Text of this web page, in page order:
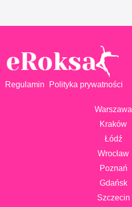
Regulamin Polityka prywatności
Warszawa
Kraków
Łódź
Wrocław
Poznań
Gdańsk
Szczecin